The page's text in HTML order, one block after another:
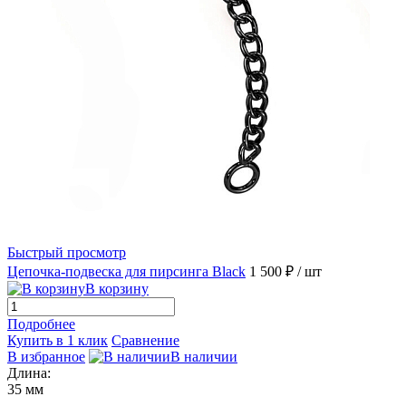
Быстрый просмотр
Цепочка-подвеска для пирсинга Black 1 500 ₽ / шт
В корзину
Подробнее
Купить в 1 клик Сравнение
В избранное
В наличии
Длина:
35 мм